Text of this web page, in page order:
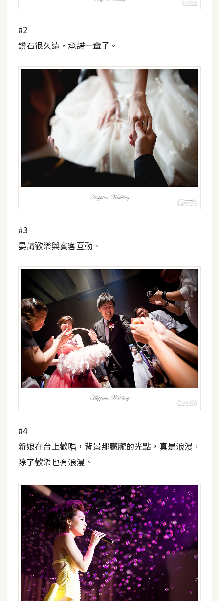
與
定
外
W
C
m
r
e
金
流
物
流
架
機
網
域
E
工
具
免
費
空
間
#2
鑽石很久遠，承諾一輩子。
#3
晏請歡樂與賓客互動。
#4
新娘在台上歡唱，背景那朦朧的光點，真是浪漫，
除了歡樂也有浪漫。